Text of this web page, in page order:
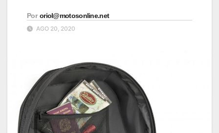
Por oriol@motosonline.net
AGO 20, 2020